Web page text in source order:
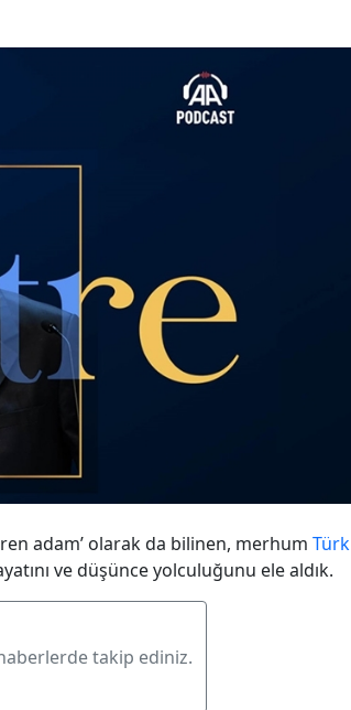
adam’ olarak da bilinen, merhum Türk
ve düşünce yolculuğunu ele aldık.
takip ediniz.